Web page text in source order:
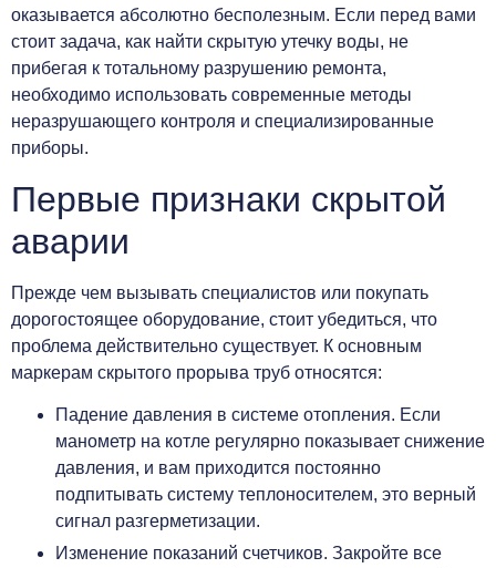
оказывается абсолютно бесполезным. Если перед вами
стоит задача, как найти скрытую утечку воды, не
прибегая к тотальному разрушению ремонта,
необходимо использовать современные методы
неразрушающего контроля и специализированные
приборы.
Первые признаки скрытой
аварии
Прежде чем вызывать специалистов или покупать
дорогостоящее оборудование, стоит убедиться, что
проблема действительно существует. К основным
маркерам скрытого прорыва труб относятся:
Падение давления в системе отопления. Если
манометр на котле регулярно показывает снижение
давления, и вам приходится постоянно
подпитывать систему теплоносителем, это верный
сигнал разгерметизации.
Изменение показаний счетчиков. Закройте все